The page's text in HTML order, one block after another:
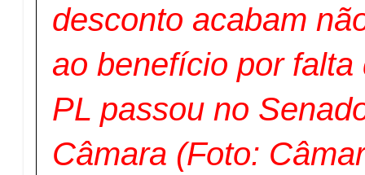
desconto acabam
ao benefício por
PL passou no
Câmara (Foto: